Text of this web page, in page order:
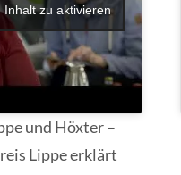
Inhalt zu aktivieren
und Höxter –
Lippe erklärt